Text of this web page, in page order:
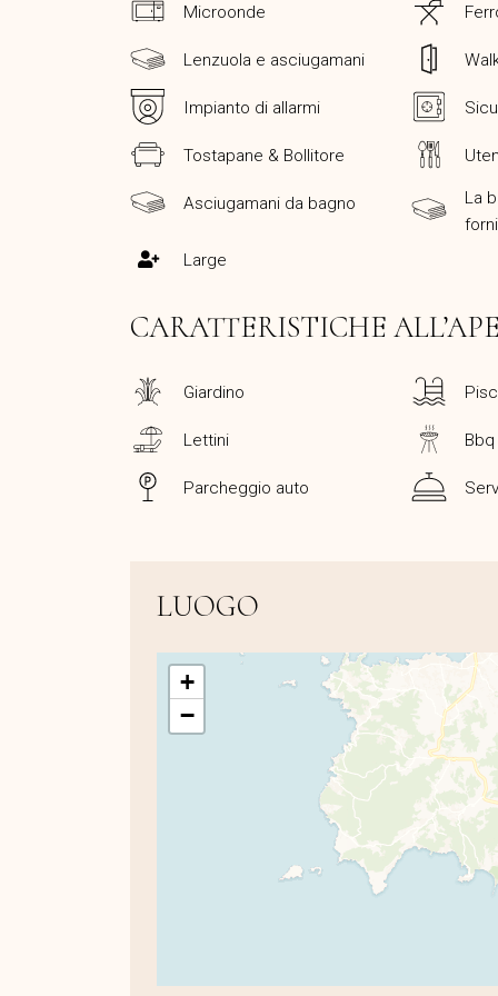
Microonde
Lenzuola e asciugamani
Impianto di allarmi
Tostapane & Bollitore
Asciugamani da bagno
La
Large
CARATTERISTICHE
Giardino
Lettini Bbq
Parcheggio auto
LUOGO
+
−